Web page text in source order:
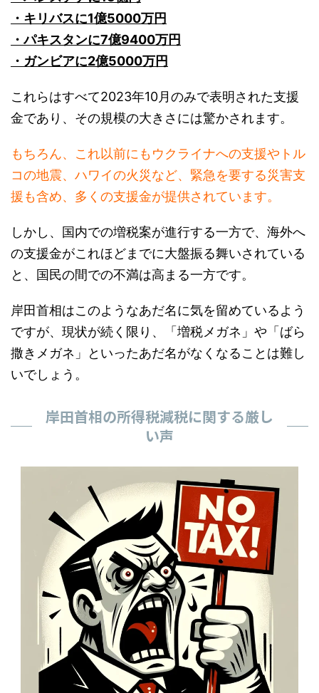
・キリバスに1億5000万円
・パキスタンに7億9400万円
・ガンビアに2億5000万円
金であり、その規模の大きさには驚かされます。
コの地震、ハワイの火災など、緊急を要する災害支
援も含め、多くの支援金が提供されています。
の支援金がこれほどまでに大盤振る舞いされている
と、国民の間での不満は高まる一方です。
ですが、現状が続く限り、「増税メガネ」や「ばら
撒きメガネ」といったあだ名がなくなることは難し
いでしょう。
い声